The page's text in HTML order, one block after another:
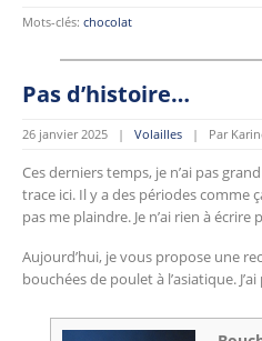
Mots-clés: chocolat
Pas d’histoire…
26 janvier 2025 | Volailles | Par
Ces derniers temps, je n’ai pas
trace ici. Il y a des périodes comme
pas me plaindre. Je n’ai rien à
Aujourd’hui, je vous propose une
bouchées de poulet à l’asiatique.